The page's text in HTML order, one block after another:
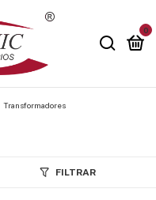
0
Transformadores
FILTRAR